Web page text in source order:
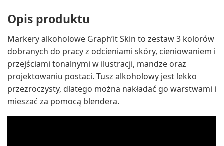
Opis produktu
Markery alkoholowe Graph’it Skin to zestaw 3 kolorów
dobranych do pracy z odcieniami skóry, cieniowaniem i
przejściami tonalnymi w ilustracji, mandze oraz
projektowaniu postaci. Tusz alkoholowy jest lekko
przezroczysty, dlatego można nakładać go warstwami i
mieszać za pomocą blendera.